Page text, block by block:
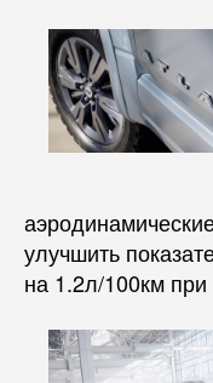
улучшить
на 1.2л/100км